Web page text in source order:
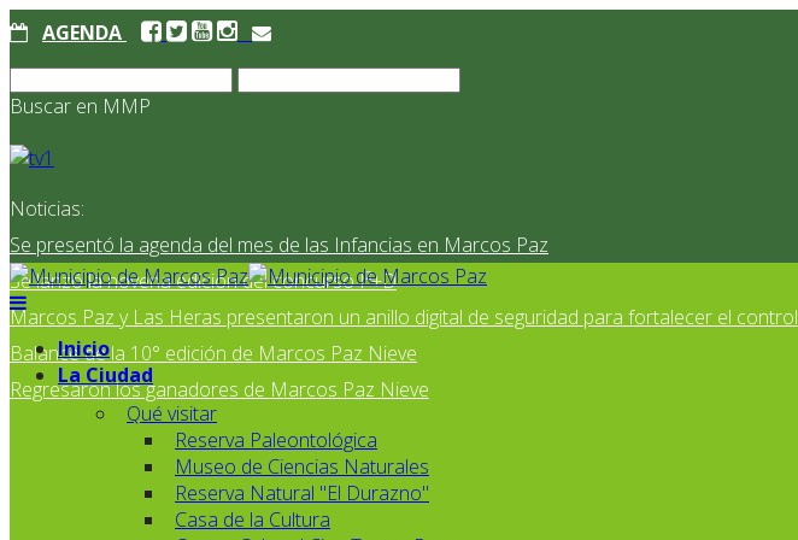
AGENDA
Buscar en MMP
Noticias:
Se presentó la agenda del mes de las Infancias en Marcos Paz
Se lanzó la novena edición del concurso I²+D
Marcos Paz y Las Heras presentaron un anillo digital de seguridad para fortalecer el control
Balance de la 10° edición de Marcos Paz Nieve
Regresaron los ganadores de Marcos Paz Nieve
Inicio
La Ciudad
Qué visitar
Reserva Paleontológica
Museo de Ciencias Naturales
Reserva Natural "El Durazno"
Casa de la Cultura